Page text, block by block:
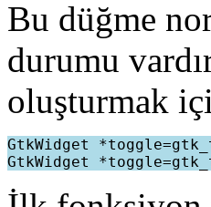
Bu düğme
durumu
oluşturmak
GtkWidget